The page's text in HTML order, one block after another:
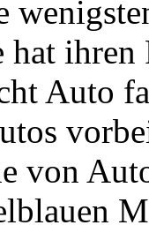
ihren
Auto
von